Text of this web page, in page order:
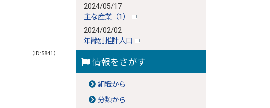
（ID:5841）
2024/05/17
主な産業（1）
2024/02/02
年齢別推計人口
情報をさがす
組織から
分類から